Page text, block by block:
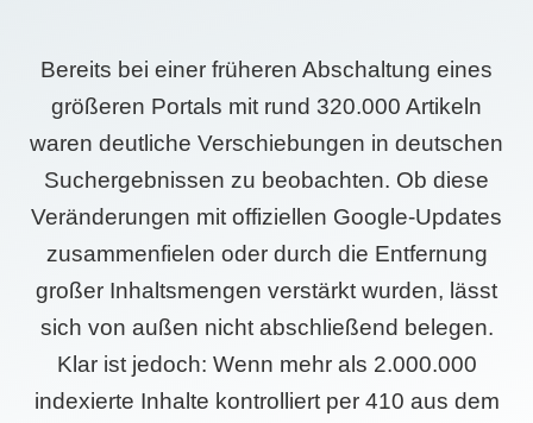
Bereits bei einer früheren Abschaltung eines
größeren Portals mit rund 320.000 Artikeln
waren deutliche Verschiebungen in deutschen
Suchergebnissen zu beobachten. Ob diese
Veränderungen mit offiziellen Google-Updates
zusammenfielen oder durch die Entfernung
großer Inhaltsmengen verstärkt wurden, lässt
sich von außen nicht abschließend belegen.
Klar ist jedoch: Wenn mehr als 2.000.000
indexierte Inhalte kontrolliert per 410 aus dem